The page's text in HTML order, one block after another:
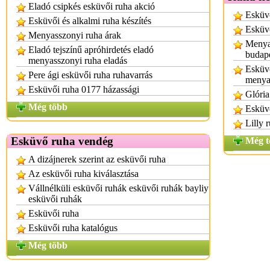
Eladó csipkés esküvői ruha akció
Esküvői és alkalmi ruha készítés
Menyasszonyi ruha árak
Eladó tejszínű apróhirdetés eladó
menyasszonyi ruha eladás
Pere ági esküvői ruha ruhavarrás
Esküvői ruha 0177 házassági
Még több
Esküvő ruha vendég
A dizájnerek szerint az esküvői ruha
Az esküvői ruha kiválasztása
Vállnélküli esküvői ruhák esküvői ruhák bayliy
esküvői ruhák
Esküvői ruha
Esküvői ruha katalógus
Még több
Lilly
Még